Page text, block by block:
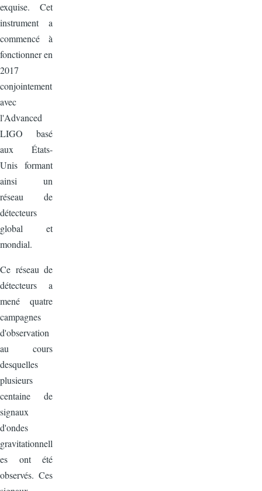
exquise. Cet
instrument a
commencé à
fonctionner en
2017
conjointement
avec
l'Advanced
LIGO basé
aux États-
Unis formant
ainsi un
réseau de
détecteurs
global et
mondial.
Ce réseau de
détecteurs a
mené quatre
campagnes
d'observation
au cours
desquelles
plusieurs
centaine de
signaux
d'ondes
gravitationnell
es ont été
observés. Ces